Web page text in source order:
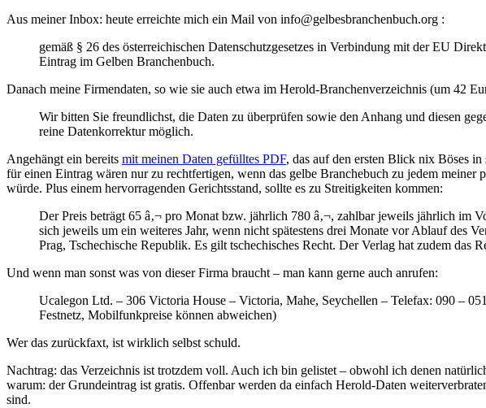
Aus meiner Inbox: heute erreichte mich ein Mail von info@gelbesbranchenbuch.org :
gemäß § 26 des österreichischen Datenschutzgesetzes in Verbindung mit der EU
Eintrag im Gelben Branchenbuch.
Danach meine Firmendaten, so wie sie auch etwa im Herold-Branchenverzeichnis (um 42
Wir bitten Sie freundlichst, die Daten zu überprüfen sowie den Anhang und diesen
reine Datenkorrektur möglich.
Angehängt ein bereits mit meinen Daten gefülltes PDF, das auf den ersten Blick nix Böses
für einen Eintrag wären nur zu rechtfertigen, wenn das gelbe Branchebuch zu jedem
würde. Plus einem hervorragenden Gerichtsstand, sollte es zu Streitigkeiten kommen:
Der Preis beträgt 65 â‚¬ pro Monat bzw. jährlich 780 â‚¬, zahlbar jeweils jährlich im
sich jeweils um ein weiteres Jahr, wenn nicht spätestens drei Monate vor Ablauf des
Prag, Tschechische Republik. Es gilt tschechisches Recht. Der Verlag hat zudem das
Und wenn man sonst was von dieser Firma braucht – man kann gerne auch anrufen:
Ucalegon Ltd. – 306 Victoria House – Victoria, Mahe, Seychellen – Telefax: 090 –
Festnetz, Mobilfunkpreise können abweichen)
Wer das zurückfaxt, ist wirklich selbst schuld.
Nachtrag: das Verzeichnis ist trotzdem voll. Auch ich bin gelistet – obwohl ich denen
warum: der Grundeintrag ist gratis. Offenbar werden da einfach Herold-Daten
sind.